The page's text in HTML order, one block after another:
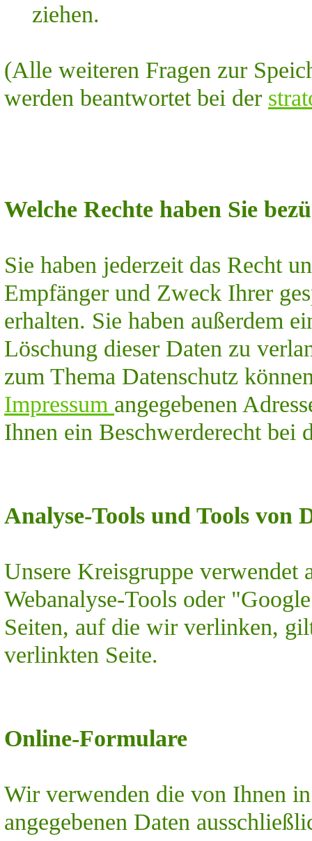
ziehen.
(Alle weiteren Fragen zur
werden beantwortet bei der
Welche Rechte haben Sie
Sie haben jederzeit das Recht
Empfänger und Zweck Ihrer
erhalten. Sie haben außerdem
Löschung dieser Daten zu
zum Thema Datenschutz
Impressum angegebenen
Ihnen ein Beschwerderecht bei
Analyse-Tools und Tools von
Unsere Kreisgruppe verwendet
Webanalyse-Tools oder
Seiten, auf die wir verlinken,
verlinkten Seite.
Online-Formulare
Wir verwenden die von Ihnen
angegebenen Daten